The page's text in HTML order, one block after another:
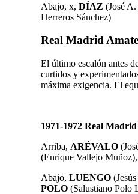
Abajo, x, DÍAZ (José
Herreros Sánchez)
Real Madrid
El último escalón antes
curtidos y
máxima exigencia. El
1971-1972 Real
Arriba, ARÉVALO
(Enrique Vallejo Muñoz),
Abajo, LUENGO
POLO (Salustiano Polo